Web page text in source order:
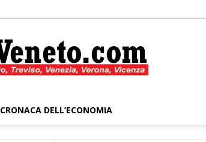
CRONACA DELL’ECONOMIA